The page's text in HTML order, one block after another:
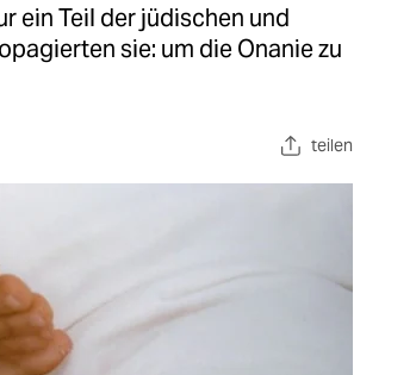
ein Teil der jüdischen und
sie: um die Onanie zu
teilen